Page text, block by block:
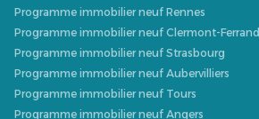
Programme immobilier neuf Rennes
Programme immobilier neuf Clermont-Ferrand
Programme immobilier neuf Strasbourg
Programme immobilier neuf Aubervilliers
Programme immobilier neuf Tours
Programme immobilier neuf Angers